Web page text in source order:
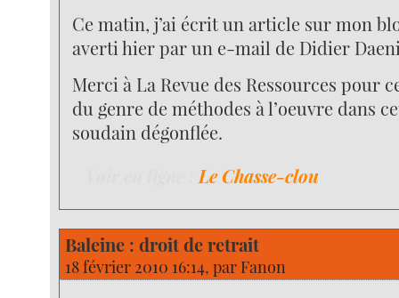
Ce matin, j’ai écrit un article sur mon
averti hier par un e-mail de Didier
Merci à La Revue des Ressources pour
du genre de méthodes à l’oeuvre dans
soudain dégonflée.
Le Chasse-clou
Baleine : droit de retrait
18 février 2010 16:14, par Fanon